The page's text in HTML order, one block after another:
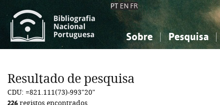
PT EN FR
Sobre Pesquisa
Ciências sociais...
Ciências sociais...
Resultado de pesquisa
CDU: =821.111(73)-993"20"
226 registos encontrados